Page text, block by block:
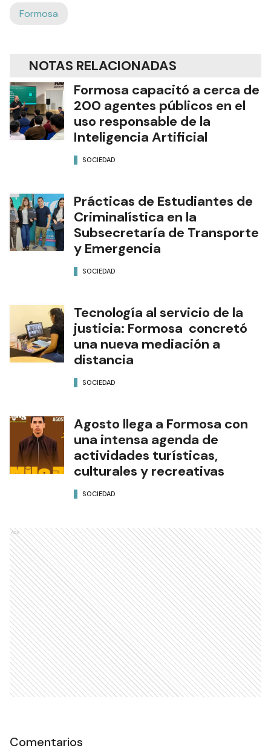
Formosa
NOTAS RELACIONADAS
Formosa capacitó a cerca de
200 agentes públicos en el
uso responsable de la
Inteligencia Artificial
SOCIEDAD
Prácticas de Estudiantes de
Criminalística en la
Subsecretaría de Transporte
y Emergencia
SOCIEDAD
Tecnología al servicio de la
justicia: Formosa concretó
una nueva mediación a
distancia
SOCIEDAD
Agosto llega a Formosa con
una intensa agenda de
actividades turísticas,
culturales y recreativas
SOCIEDAD
Ads
Comentarios